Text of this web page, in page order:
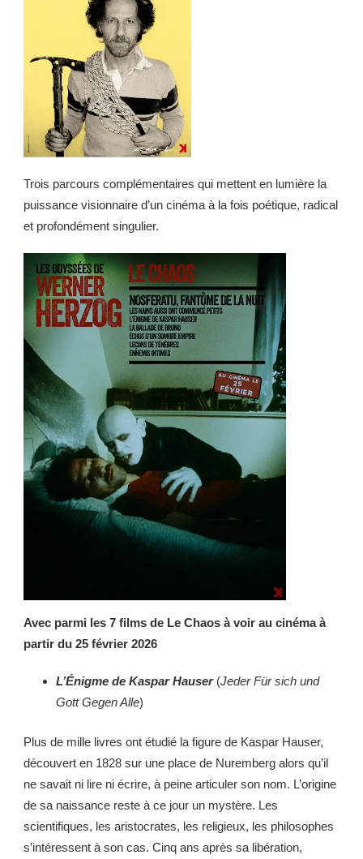
Trois parcours complémentaires qui mettent en lumière la
puissance visionnaire d’un cinéma à la fois poétique, radical
et profondément singulier.
Avec parmi les 7 films de Le Chaos à voir au cinéma à
partir du 25 février 2026
L’Énigme de Kaspar Hauser (Jeder Für sich und
Gott Gegen Alle)
Plus de mille livres ont étudié la figure de Kaspar Hauser,
découvert en 1828 sur une place de Nuremberg alors qu’il
ne savait ni lire ni écrire, à peine articuler son nom. L’origine
de sa naissance reste à ce jour un mystère. Les
scientifiques, les aristocrates, les religieux, les philosophes
s’intéressent à son cas. Cinq ans après sa libération,